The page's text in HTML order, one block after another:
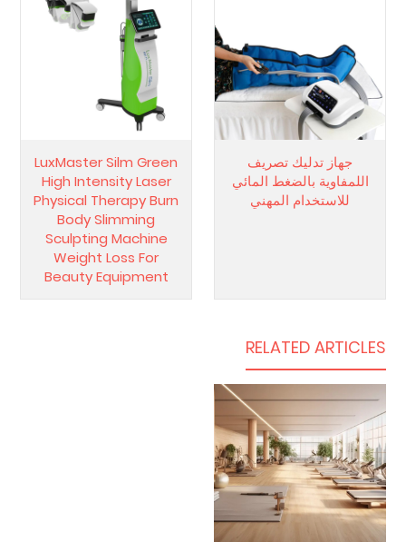
جهاز تدليك تصريف
اللمفاوية بالضغط المائي
للاستخدام المهني
LuxMaster Silm Green
High Intensity Laser
Physical Therapy Burn
Body Slimming
Sculpting Machine
Weight Loss For
Beauty Equipment
RELATED ARTICLES